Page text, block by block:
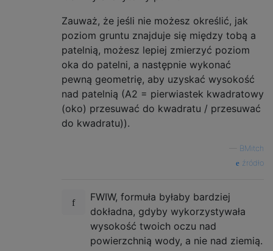
Zauważ, że jeśli nie możesz określić, jak
poziom gruntu znajduje się między tobą a
patelnią, możesz lepiej zmierzyć poziom
oka do patelni, a następnie wykonać
pewną geometrię, aby uzyskać wysokość
nad patelnią (A2 = pierwiastek kwadratowy
(oko) przesuwać do kwadratu / przesuwać
do kwadratu)).
BMitch
źródło
FWIW, formuła byłaby bardziej
dokładna, gdyby wykorzystywała
wysokość twoich oczu nad
powierzchnią wody, a nie nad ziemią.